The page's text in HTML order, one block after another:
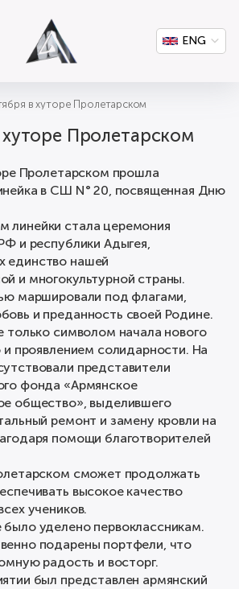
ENG
в хуторе Пролетарском
хуторе Пролетарском
Пролетарском прошла
в СШ N° 20, посвященная Дню
стала церемония
и республики Адыгея,
единство нашей
и многокультурной страны.
маршировали под флагами,
и преданность своей Родине.
только символом начала нового
и проявлением солидарности. На
представители
фонда «Армянское
общество», выделившего
ремонт и замену кровли на
помощи благотворителей
сможет продолжать
высокое качество
учеников.
уделено первоклассникам.
подарены портфели, что
радость и восторг.
был представлен армянский